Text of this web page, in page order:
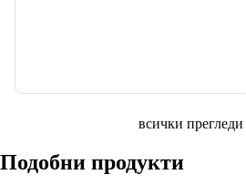
всички прегледи
Подобни продукти